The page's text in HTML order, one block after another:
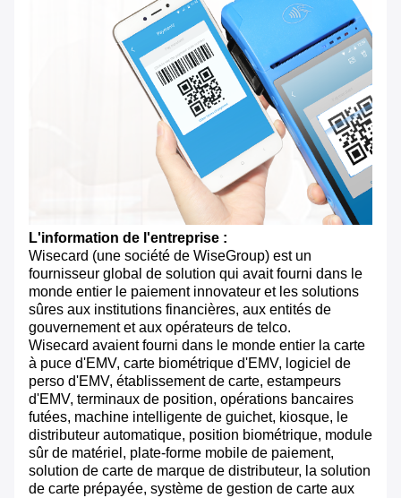
L'information de l'entreprise :
Wisecard (une société de WiseGroup) est un
fournisseur global de solution qui avait fourni dans le
monde entier le paiement innovateur et les solutions
sûres aux institutions financières, aux entités de
gouvernement et aux opérateurs de telco.
Wisecard avaient fourni dans le monde entier la carte
à puce d'EMV, carte biométrique d'EMV, logiciel de
perso d'EMV, établissement de carte, estampeurs
d'EMV, terminaux de position, opérations bancaires
futées, machine intelligente de guichet, kiosque, le
distributeur automatique, position biométrique, module
sûr de matériel, plate-forme mobile de paiement,
solution de carte de marque de distributeur, la solution
de carte prépayée, système de gestion de carte aux